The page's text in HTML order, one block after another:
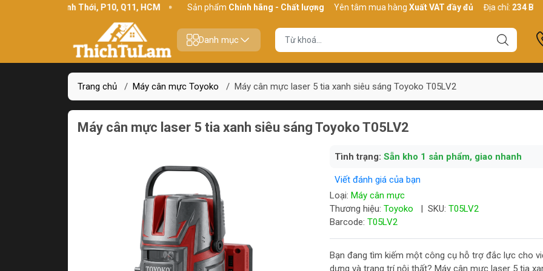
Bình Thới, P10, Q11, HCM Sản phẩm Chính hãng - Chất lượng Yên tâm mua hàngXuất VAT đầy đủ Địa chỉ:234 Bình Thới,
Danh mục
Trang chủ / Máy cân mực Toyoko / Máy cân mực laser 5 tia xanh siêu sáng Toyoko T05LV2
Máy cân mực laser 5 tia xanh siêu sáng Toyoko T05LV2
Tình trạng: Sẵn kho 1 sản phẩm, giao nhanh
Viết đánh giá của bạn
Loại: Máy cân mực
Thương hiệu: Toyoko | SKU: T05LV2
Barcode: T05LV2
Bạn đang tìm kiếm một công cụ hỗ trợ đắc lực cho
dựng và trang trí nội thất? Máy cân mực laser 5 tia